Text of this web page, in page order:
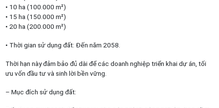
• 10 ha (100.000 m²)
• 15 ha (150.000 m²)
• 20 ha (200.000 m²)
• Thời gian sử dụng đất: Đến năm 2058.
Thời hạn này đảm bảo đủ dài để các doanh nghiệp triển khai dự án, tối
ưu vốn đầu tư và sinh lời bền vững.
– Mục đích sử dụng đất: